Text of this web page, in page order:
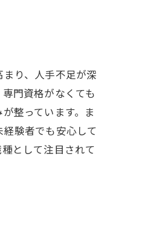
り、人手不足が深
門資格がなくても
整っています。ま
験者でも安心して
として注目されて